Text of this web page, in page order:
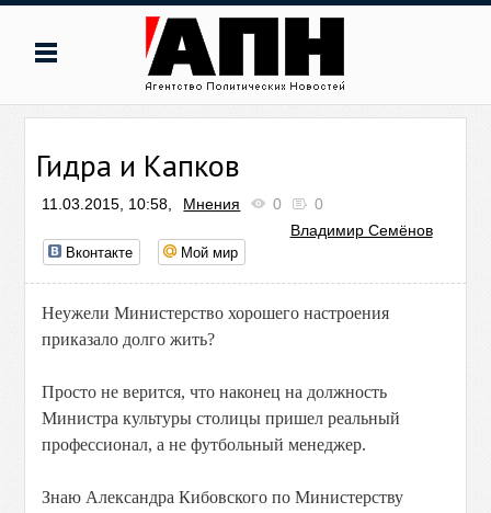
Гидра и Капков
11.03.2015, 10:58, Мнения 0
0
Владимир Семёнов
Вконтакте Мой мир
Неужели Министерство хорошего настроения
приказало долго жить?
Просто не верится, что наконец на должность
Министра культуры столицы пришел реальный
профессионал, а не футбольный менеджер.
Знаю Александра Кибовского по Министерству